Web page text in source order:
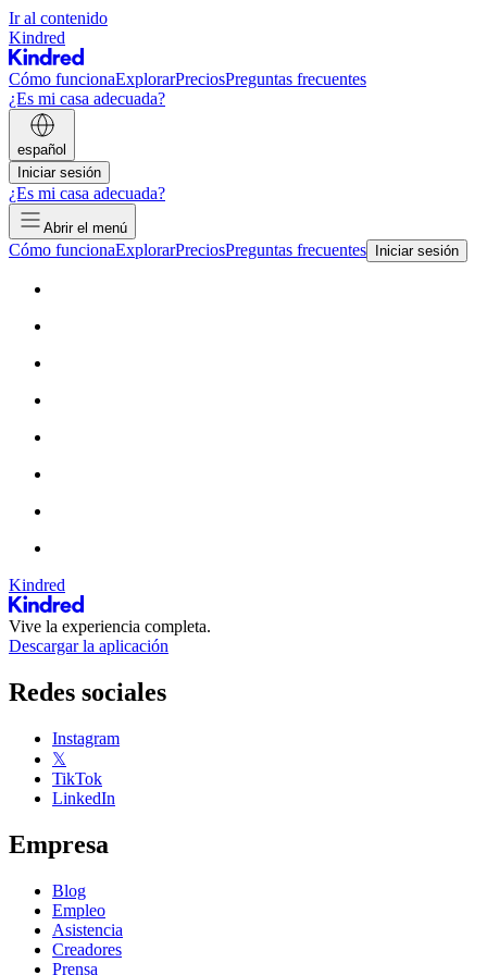
Ir al contenido
Kindred
Cómo funcionaExplorarPreciosPreguntas frecuentes
¿Es mi casa adecuada?
español
Iniciar sesión
¿Es mi casa adecuada?
Abrir el menú
Cómo funcionaExplorarPreciosPreguntas frecuentes Iniciar sesión
Kindred
Vive la experiencia completa.
Descargar la aplicación
Redes sociales
Instagram
𝕏
TikTok
LinkedIn
Empresa
Blog
Empleo
Asistencia
Creadores
Prensa